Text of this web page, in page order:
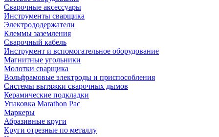
Сварочные аксессуары
Инструменты сварщика
Электрододержатели
Клеммы заземления
Сварочный кабель
Инструмент и вспомогательное оборудование
Магнитные угольники
Молотки сварщика
Вольфрамовые электроды и приспособления
Системы вытяжки сварочных дымов
Керамические подкладки
Упаковка Marathon Pac
Маркеры
Абразивные круги
Круги отрезные по металлу